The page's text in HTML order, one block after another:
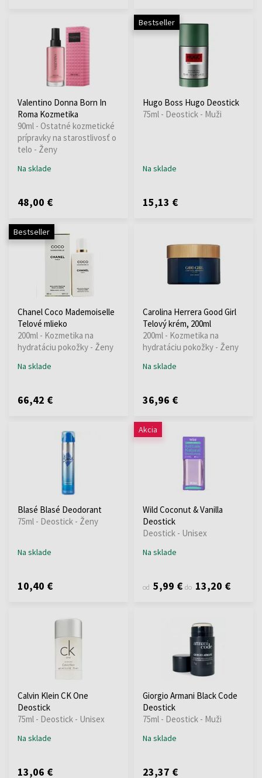
Valentino Donna Born In
Roma Kozmetika
90ml - Ostatné kozmetické
prípravky na starostlivosť o
telo - Ženy
Na sklade
48,00 €
Bestseller
Hugo Boss Hugo Deostick
75ml - Deostick - Muži
Na sklade
15,13 €
Bestseller
Chanel Coco Mademoiselle
Telové mlieko
200ml - Kozmetika na
hydratáciu pokožky - Ženy
Na sklade
66,42 €
Carolina Herrera Good Girl
Telový krém, 200ml
200ml - Kozmetika na
hydratáciu pokožky - Ženy
Na sklade
36,96 €
Blasé Blasé Deodorant
75ml - Deostick - Ženy
Na sklade
10,40 €
Akcia
Wild Coconut & Vanilla
Deostick
Deostick - Unisex
Na sklade
od 5,99 € do 13,20 €
Calvin Klein CK One
Deostick
75ml - Deostick - Unisex
Na sklade
13,06 €
Giorgio Armani Black Code
Deostick
75ml - Deostick - Muži
Na sklade
23,37 €